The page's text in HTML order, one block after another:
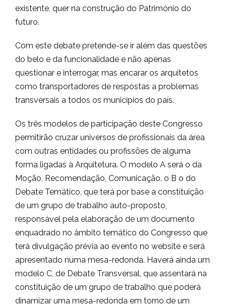
existente, quer na construção do Património do
futuro.
Com este debate pretende-se ir além das questões
do belo e da funcionalidade e não apenas
questionar e interrogar, mas encarar os arquitetos
como transportadores de respostas a problemas
transversais a todos os municípios do país.
Os três modelos de participação deste Congresso
permitirão cruzar universos de profissionais da área
com outras entidades ou profissões de alguma
forma ligadas à Arquitetura. O modelo A será o da
Moção, Recomendação, Comunicação, o B o do
Debate Temático, que terá por base a constituição
de um grupo de trabalho auto-proposto,
responsável pela elaboração de um documento
enquadrado no âmbito temático do Congresso que
terá divulgação prévia ao evento no website e será
apresentado numa mesa-redonda. Haverá ainda um
modelo C, de Debate Transversal, que assentará na
constituição de um grupo de trabalho que poderá
dinamizar uma mesa-redonda em torno de um